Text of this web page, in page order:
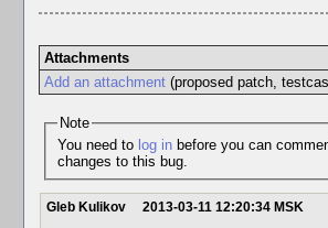
Attachments
Add an attachment(proposed patch,
Note
You need to log inbefore you can comment on or make
changes to this bug.
Gleb Kulikov 2013-03-11 12:20:34 MSK